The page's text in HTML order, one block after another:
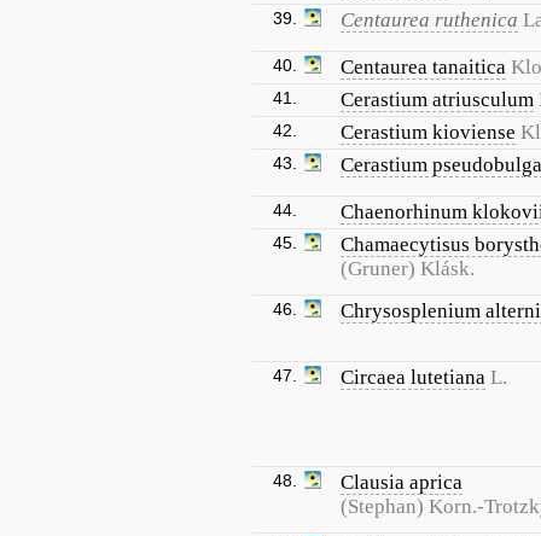
39. Centaurea ruthenica
40. Centaurea tanaitica
41. Cerastium atriusculum
42. Cerastium kioviense
43. Cerastium
44. Chaenorhinum
45.
Chamaecytisus
(Gruner) Klásk.
46. Chrysosplenium
47. Circaea lutetiana L.
48.
Clausia aprica
(Stephan) Korn.-